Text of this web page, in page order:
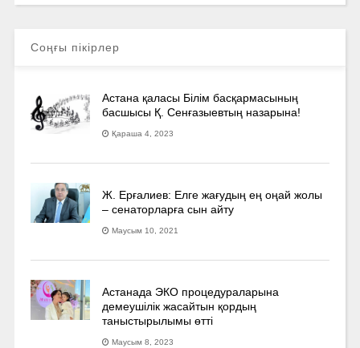
Соңғы пікірлер
Астана қаласы Білім басқармасының
басшысы Қ. Сенғазыевтың назарына!
Қараша 4, 2023
Ж. Ерғалиев: Елге жағудың ең оңай жолы
– сенаторларға сын айту
Маусым 10, 2021
Астанада ЭКО процедураларына
демеушілік жасайтын қордың
таныстырылымы өтті
Маусым 8, 2023